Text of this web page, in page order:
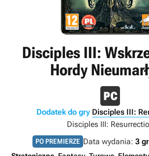
Disciples III:
Hordy
Dodatek do gry Disciples III:
Disciples III:
PO PREMIERZE Data wydania: 3